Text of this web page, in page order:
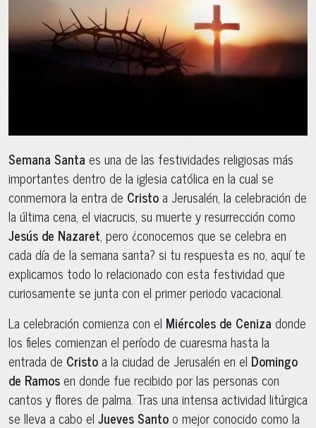
Semana Santa es una de las festividades religiosas más
importantes dentro de la iglesia católica en la cual se
conmemora la entra de Cristoa Jerusalén, la celebración de
la última cena, el viacrucis, su muerte y resurrección como
Jesús de Nazaret, pero ¿conocemos que se celebra en
cada día de la semana santa? si tu respuesta es no, aquí te
explicamos todo lo relacionado con esta festividad que
curiosamente se junta con el primer periodo vacacional.
La celebración comienza con el Miércoles de Ceniza donde
los fieles comienzan el período de cuaresma hasta la
entrada de Cristoa la ciudad de Jerusalén en el Domingo
de Ramosen donde fue recibido por las personas con
cantos y flores de palma. Tras una intensa actividad litúrgica
se lleva a cabo el Jueves Santoo mejor conocido como la